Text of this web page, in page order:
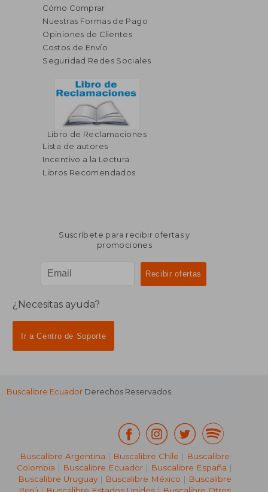
Cómo Comprar
Nuestras Formas de Pago
Opiniones de Clientes
Costos de Envío
Seguridad Redes Sociales
Libro de Reclamaciones
Lista de autores
Incentivo a la Lectura
Libros Recomendados
Suscríbete para recibir ofertas y
promociones
¿Necesitas ayuda?
Ir a Centro de Soporte
Buscalibre Ecuador Derechos Reservados.
Buscalibre Argentina | Buscalibre Chile | Buscalibre
Colombia | Buscalibre Ecuador | Buscalibre España |
Buscalibre Uruguay| Buscalibre México | Buscalibre